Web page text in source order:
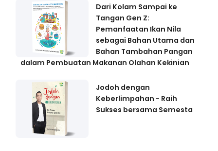
Dari Kolam Sampai ke
Tangan Gen Z:
Pemanfaatan Ikan Nila
sebagai Bahan Utama dan
Bahan Tambahan Pangan
dalam Pembuatan Makanan Olahan Kekinian
Jodoh dengan
Keberlimpahan - Raih
Sukses bersama Semesta